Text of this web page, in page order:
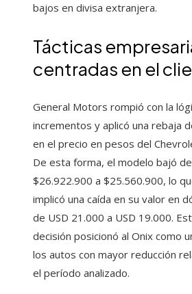
bajos en divisa extranjera.
Tácticas
centradas en el
General Motors rompió con la
incrementos y aplicó una rebaja
en el precio en pesos del
De esta forma, el modelo bajó de
$26.922.900 a $25.560.900, lo
implicó una caída en su valor en
de USD 21.000 a USD 19.000.
decisión posicionó al Onix como
los autos con mayor reducción
el período analizado.